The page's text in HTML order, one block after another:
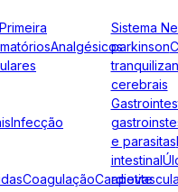
Primeira
Analgésicos
Infecção
Coagulação
Sistema
parkinson
cerebrais
e parasitas
intestinal
apetite